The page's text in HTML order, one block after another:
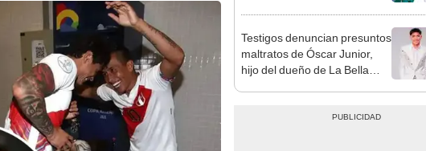
Testigos denuncian presuntos
maltratos de Óscar Junior,
hijo del dueño de La Bella